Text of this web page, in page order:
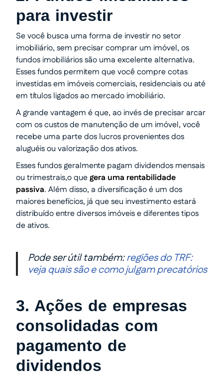
para investir
Se você busca uma forma de investir no setor
imobiliário, sem precisar comprar um imóvel, os
fundos imobiliários são uma excelente alternativa.
Esses fundos permitem que você compre cotas
investidas em imóveis comerciais, residenciais ou até
em títulos ligados ao mercado imobiliário.
A grande vantagem é que, ao invés de precisar arcar
com os custos de manutenção de um imóvel, você
recebe uma parte dos lucros provenientes dos
aluguéis ou valorização dos ativos.
Esses fundos geralmente pagam dividendos mensais
ou trimestrais,o quegera uma rentabilidade
passiva. Além disso, a diversificação é um dos
maiores benefícios, já que seu investimento estará
distribuído entre diversos imóveis e diferentes tipos
de ativos.
Pode ser útil também:regiões do TRF:
veja quais são e como julgam precatórios
3. Ações de empresas
consolidadas com
pagamento de
dividendos